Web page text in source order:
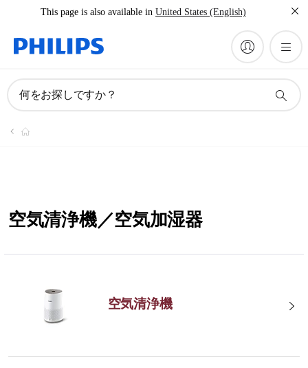
This page is also available in United States (English)
何をお探しですか？
空気清浄機／空気加湿器
空気清浄機